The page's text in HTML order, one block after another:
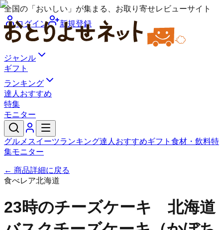
全国の「おいしい」が集まる、お取り寄せレビューサイト
ログイン
新規登録
ジャンル
ギフト
ランキング
達人おすすめ
特集
モニター
グルメ スイーツランキング達人おすすめギフト 食材・飲料特
集モニター
← 商品詳細に戻る
食べレア北海道
23時のチーズケーキ 北海道